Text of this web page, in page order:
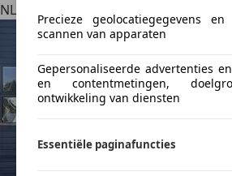
NL 5171 PP
Precieze geolocatiegegevens
scannen van apparaten
Gepersonaliseerde advertenties
en contentmetingen,
ontwikkeling van diensten
Essentiële paginafuncties